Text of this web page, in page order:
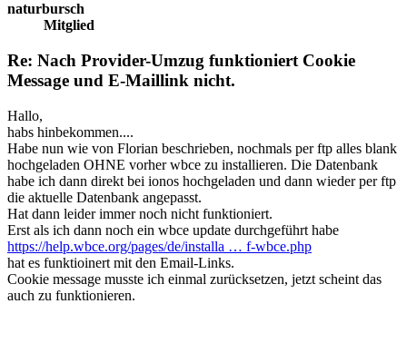
naturbursch
Mitglied
Re: Nach Provider-Umzug funktioniert Cookie
Message und E-Maillink nicht.
Hallo,
habs hinbekommen....
Habe nun wie von Florian beschrieben, nochmals per ftp alles blank
hochgeladen OHNE vorher wbce zu installieren. Die Datenbank
habe ich dann direkt bei ionos hochgeladen und dann wieder per ftp
die aktuelle Datenbank angepasst.
Hat dann leider immer noch nicht funktioniert.
Erst als ich dann noch ein wbce update durchgeführt habe
https://help.wbce.org/pages/de/installa … f-wbce.php
hat es funktioinert mit den Email-Links.
Cookie message musste ich einmal zurücksetzen, jetzt scheint das
auch zu funktionieren.